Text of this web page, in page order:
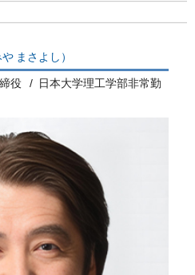
や まさよし）
役
日本大学理工学部非常勤